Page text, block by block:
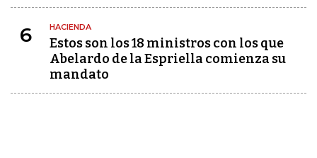
6 HACIENDA
Estos son los 18 ministros con los que
Abelardo de la Espriella comienza su
mandato